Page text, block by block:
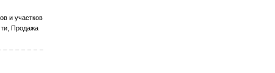
и участков
Продажа